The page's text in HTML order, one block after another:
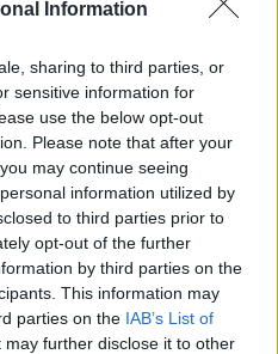
Information
sharing to third parties, or
sensitive information for
use the below opt-out
Please note that after your
may continue seeing
information utilized by
to third parties prior to
opt-out of the further
by third parties on the
This information may
parties on the IAB’s List of
may further disclose it to other
μεταξύ του
Εθνικού και
Αθηνών και
Περιβάλλοντος και
ευρώ και με
την
και της πανίδας σε
χώρους